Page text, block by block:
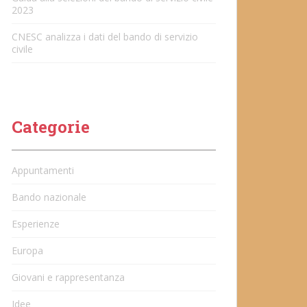
2023
CNESC analizza i dati del bando di servizio
civile
Categorie
Appuntamenti
Bando nazionale
Esperienze
Europa
Giovani e rappresentanza
Idee